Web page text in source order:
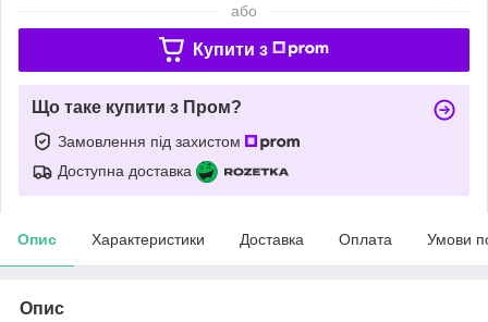
або
Купити з
Що таке купити з Пром?
Замовлення під захистом
Доступна доставка
Опис Характеристики Доставка Оплата Умови
Опис